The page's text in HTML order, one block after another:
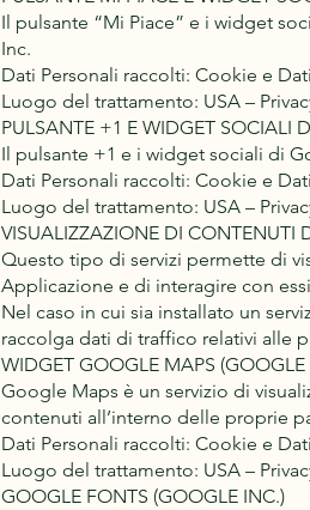
Il pulsante “Mi Piace” e i widget
Inc.
Dati Personali raccolti: Cookie e
Luogo del trattamento: USA –
PULSANTE +1 E WIDGET SOCIALI
Il pulsante +1 e i widget sociali di
Dati Personali raccolti: Cookie e
Luogo del trattamento: USA –
VISUALIZZAZIONE DI CONTENUTI
Questo tipo di servizi permette di
Applicazione e di interagire con
Nel caso in cui sia installato un
raccolga dati di traffico relativi alle
WIDGET GOOGLE MAPS (GOOGLE
Google Maps è un servizio di
contenuti all’interno delle proprie
Dati Personali raccolti: Cookie e
Luogo del trattamento: USA –
GOOGLE FONTS (GOOGLE INC.)